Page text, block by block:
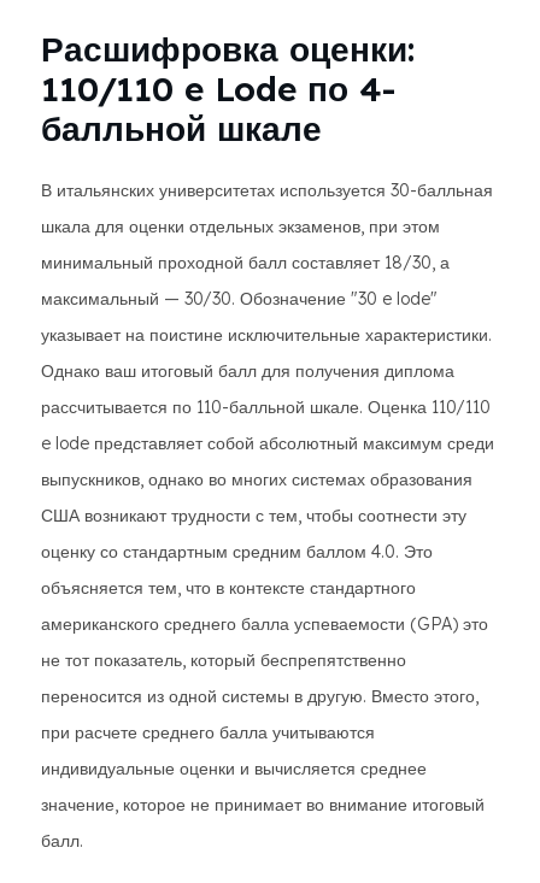
Расшифровка оценки:
110/110 e Lode по 4-
балльной шкале
В итальянских университетах используется 30-балльная
шкала для оценки отдельных экзаменов, при этом
минимальный проходной балл составляет 18/30, а
максимальный — 30/30. Обозначение "30 e lode"
указывает на поистине исключительные характеристики.
Однако ваш итоговый балл для получения диплома
рассчитывается по 110-балльной шкале. Оценка 110/110
e lode представляет собой абсолютный максимум среди
выпускников, однако во многих системах образования
США возникают трудности с тем, чтобы соотнести эту
оценку со стандартным средним баллом 4.0. Это
объясняется тем, что в контексте стандартного
американского среднего балла успеваемости (GPA) это
не тот показатель, который беспрепятственно
переносится из одной системы в другую. Вместо этого,
при расчете среднего балла учитываются
индивидуальные оценки и вычисляется среднее
значение, которое не принимает во внимание итоговый
балл.